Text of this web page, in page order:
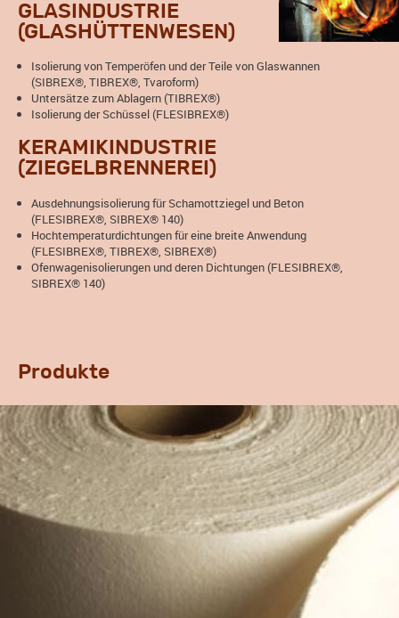
GLASINDUSTRIE
(GLASHÜTTENWESEN)
Isolierung von Temperöfen und der Teile von Glaswannen
(SIBREX®, TIBREX®, Tvaroform)
Untersätze zum Ablagern (TIBREX®)
Isolierung der Schüssel (FLESIBREX®)
KERAMIKINDUSTRIE
(ZIEGELBRENNEREI)
Ausdehnungsisolierung für Schamottziegel und Beton
(FLESIBREX®, SIBREX® 140)
Hochtemperaturdichtungen für eine breite Anwendung
(FLESIBREX®, TIBREX®, SIBREX®)
Ofenwagenisolierungen und deren Dichtungen (FLESIBREX®,
SIBREX® 140)
Produkte